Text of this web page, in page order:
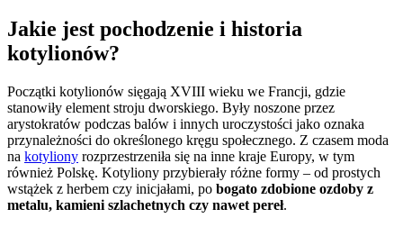
Jakie jest pochodzenie i historia
kotylionów?
Początki kotylionów sięgają XVIII wieku we Francji, gdzie
stanowiły element stroju dworskiego. Były noszone przez
arystokratów podczas balów i innych uroczystości jako oznaka
przynależności do określonego kręgu społecznego. Z czasem moda
na kotyliony rozprzestrzeniła się na inne kraje Europy, w tym
również Polskę. Kotyliony przybierały różne formy – od prostych
wstążek z herbem czy inicjałami, po bogato zdobione ozdoby z
metalu, kamieni szlachetnych czy nawet pereł.